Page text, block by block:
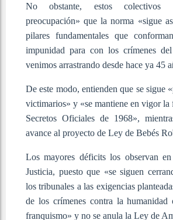
No obstante, estos colectivos
preocupación» que la norma «sigue
pilares fundamentales que
impunidad para con los crímenes
venimos arrastrando desde hace ya 45
De este modo, entienden que se sigue
victimarios» y «se mantiene en vigor la
Secretos Oficiales de 1968»,
avance al proyecto de Ley de Bebés
Los mayores déficits los observan
Justicia, puesto que «se siguen
los tribunales a las exigencias
de los crímenes contra la humanidad
franquismo» y no se anula la Ley de